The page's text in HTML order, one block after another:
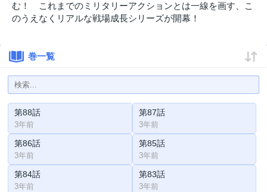
む！ これまでのミリタリーアクションとは一線を画す、こ
のうえなくリアルな戦場成長シリーズが開幕！
巻一覧
第88話
3年前
第87話
3年前
第86話
3年前
第85話
3年前
第84話
3年前
第83話
3年前